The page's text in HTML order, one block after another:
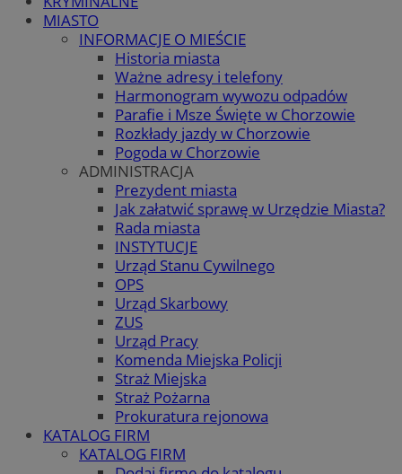
MIASTO
INFORMACJE O MIEŚCIE
Historia miasta
Ważne adresy i telefony
Harmonogram wywozu odpadów
Parafie i Msze Święte w Chorzowie
Rozkłady jazdy w Chorzowie
Pogoda w Chorzowie
ADMINISTRACJA
Prezydent miasta
Jak załatwić sprawę w Urzędzie Miasta?
Rada miasta
INSTYTUCJE
Urząd Stanu Cywilnego
OPS
Urząd Skarbowy
ZUS
Urząd Pracy
Komenda Miejska Policji
Straż Miejska
Straż Pożarna
Prokuratura rejonowa
KATALOG FIRM
KATALOG FIRM